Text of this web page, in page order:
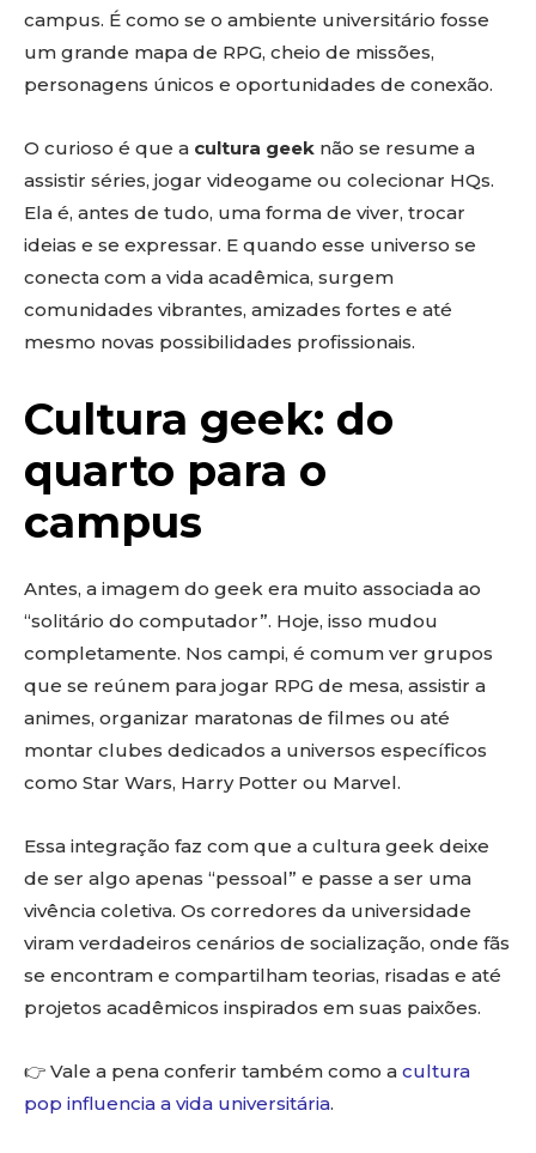
campus. É como se o ambiente universitário fosse
um grande mapa de RPG, cheio de missões,
personagens únicos e oportunidades de conexão.
O curioso é que a cultura geek não se resume a
assistir séries, jogar videogame ou colecionar HQs.
Ela é, antes de tudo, uma forma de viver, trocar
ideias e se expressar. E quando esse universo se
conecta com a vida acadêmica, surgem
comunidades vibrantes, amizades fortes e até
mesmo novas possibilidades profissionais.
Cultura geek: do
quarto para o
campus
Antes, a imagem do geek era muito associada ao
“solitário do computador”. Hoje, isso mudou
completamente. Nos campi, é comum ver grupos
que se reúnem para jogar RPG de mesa, assistir a
animes, organizar maratonas de filmes ou até
montar clubes dedicados a universos específicos
como Star Wars, Harry Potter ou Marvel.
Essa integração faz com que a cultura geek deixe
de ser algo apenas “pessoal” e passe a ser uma
vivência coletiva. Os corredores da universidade
viram verdadeiros cenários de socialização, onde fãs
se encontram e compartilham teorias, risadas e até
projetos acadêmicos inspirados em suas paixões.
👉 Vale a pena conferir também como a cultura
pop influencia a vida universitária.